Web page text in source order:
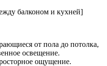
балконом и кухней]
от пола до потолка,
освещение.
ощущение.